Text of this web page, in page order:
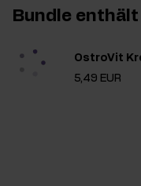
Bundle enthält
OstroVit
5,49 EUR